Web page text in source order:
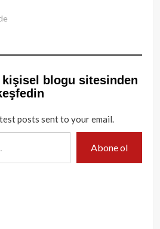
kişisel blogu sitesinden
posts sent to your email.
Abone ol